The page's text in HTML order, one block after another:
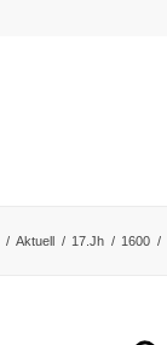
/ Aktuell / 17.Jh / 1600 /